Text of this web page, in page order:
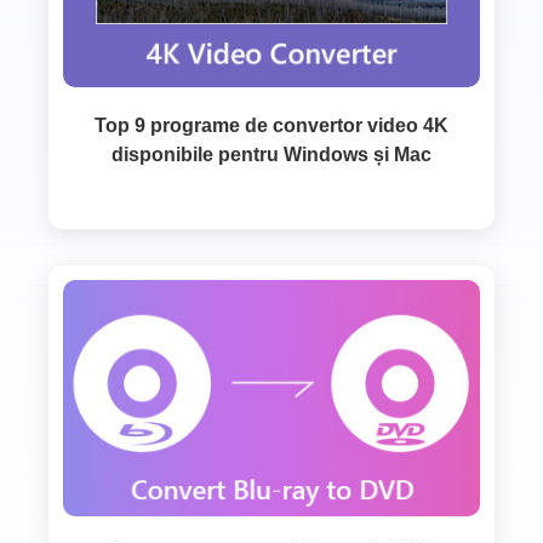
Top 9 programe de convertor video 4K
disponibile pentru Windows și Mac